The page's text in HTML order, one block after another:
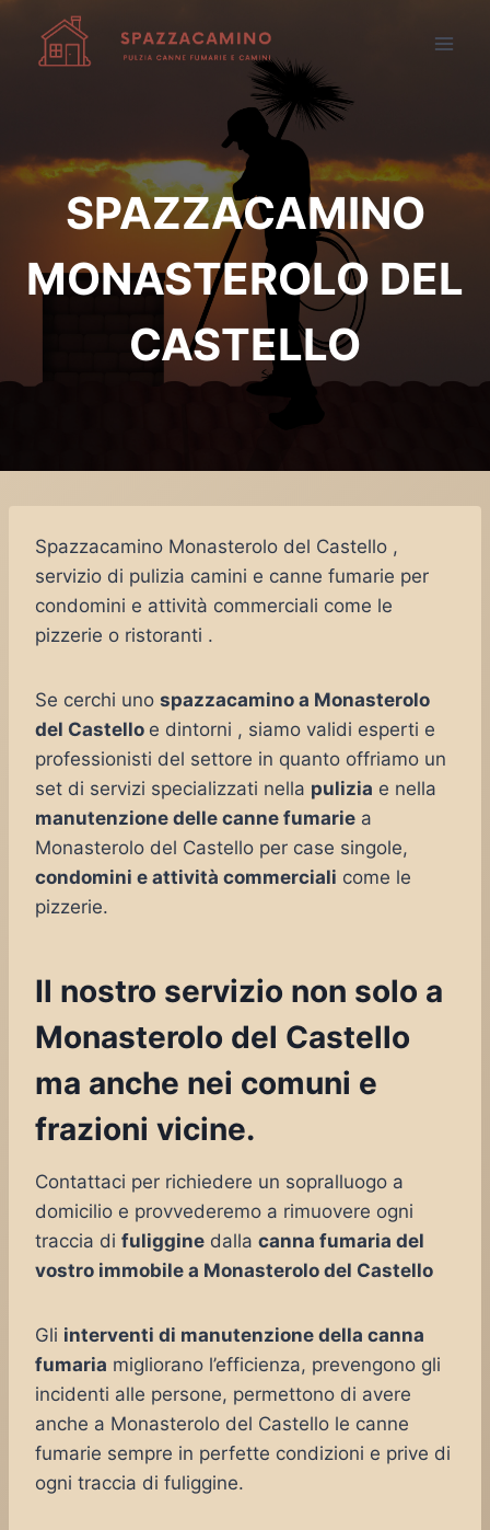
contenuto
SPAZZACAMINO
MONASTEROLO DEL
CASTELLO
Spazzacamino Monasterolo del Castello ,
servizio di pulizia camini e canne fumarie per
condomini e attività commerciali come le
pizzerie o ristoranti .
Se cerchi uno spazzacamino a Monasterolo
del Castello e dintorni , siamo validi esperti e
professionisti del settore in quanto offriamo un
set di servizi specializzati nella pulizia e nella
manutenzione delle canne fumarie a
Monasterolo del Castello per case singole,
condomini e attività commerciali come le
pizzerie.
Il nostro servizio non solo a
Monasterolo del Castello
ma anche nei comuni e
frazioni vicine.
Contattaci per richiedere un sopralluogo a
domicilio e provvederemo a rimuovere ogni
traccia di fuliggine dalla canna fumaria del
vostro immobile a Monasterolo del Castello
Gli interventi di manutenzione della canna
fumaria migliorano l’efficienza, prevengono gli
incidenti alle persone, permettono di avere
anche a Monasterolo del Castello le canne
fumarie sempre in perfette condizioni e prive di
ogni traccia di fuliggine.